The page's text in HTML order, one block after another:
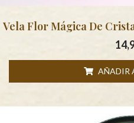
Vela Flor Mágica De
AÑADIR